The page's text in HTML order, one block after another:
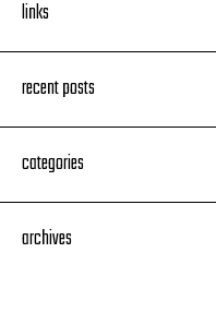
links
recent posts
categories
archives